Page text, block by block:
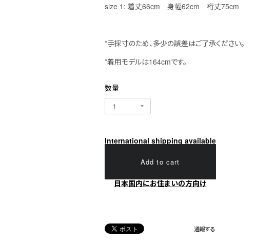
size 1: 着丈66cm 身幅62cm 裄丈75cm
*手採寸のため、多少の誤差はご了承ください。
*着用モデルは164cmです。
数量
International shipping available
Add to cart
日本国内にお住まいの方向け
通報する